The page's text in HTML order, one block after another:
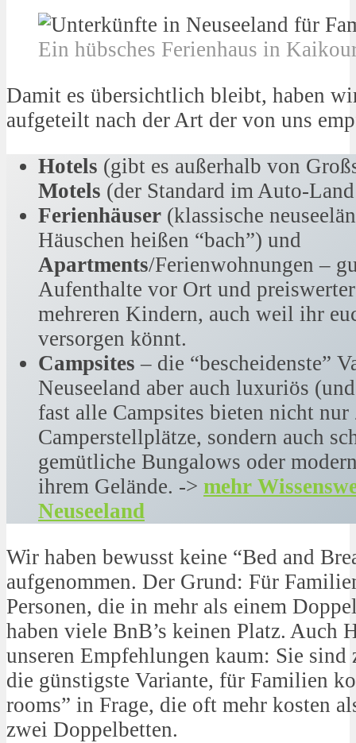
Ein hübsches Ferienhaus in
Damit es übersichtlich bleibt, haben
aufgeteilt nach der Art der von uns
Hotels (gibt es außerhalb von
Motels (der Standard im Auto-
Ferienhäuser (klassische
Häuschen heißen “bach”) und
Apartments/Ferienwohnungen –
Aufenthalte vor Ort und
mehreren Kindern, auch weil ihr
versorgen könnt.
Campsites– die “bescheidenste”
Neuseeland aber auch luxuriös
fast alle Campsites bieten nicht
Camperstellplätze, sondern auch
gemütliche Bungalows oder
ihrem Gelände. -> mehr
Neuseeland
Wir haben bewusst keine “Bed and
aufgenommen. Der Grund: Für
Personen, die in mehr als einem
haben viele BnB’s keinen Platz. Auch
unseren Empfehlungen kaum: Sie
die günstigste Variante, für Familien
rooms” in Frage, die oft mehr kosten
zwei Doppelbetten.